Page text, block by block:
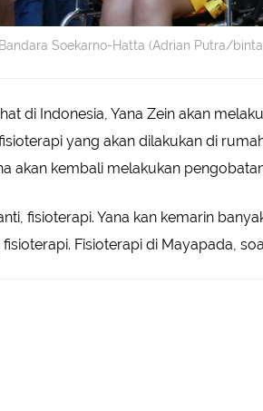
Soekarno-Hatta (Adrian Putra/
di Indonesia, Yana Zein akan
yang akan dilakukan di
akan kembali melakukan
fisioterapi. Yana kan kemarin
fisioterapi. Fisioterapi di Mayapada,